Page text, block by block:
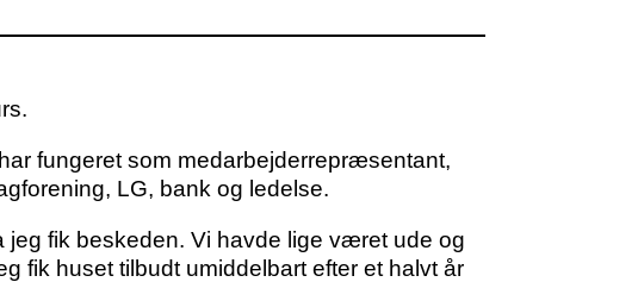
fungeret som medarbejderrepræsentant,
LG, bank og ledelse.
fik beskeden. Vi havde lige været ude og
fik huset tilbudt umiddelbart efter et halvt år